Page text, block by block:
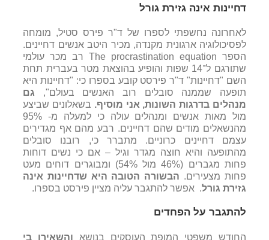
דחיינות אינה גזירת גורל
לאחרונה נחשפתי לספרו של ד"ר פירס סטיל, מומחה
לפסיכולוגיה ארגונית מקנדה, מכיר היטב אנשים דחיינים.
הספר The procrastination equation רב מכר עולמי
שתורגם ל־14 שפות והופיע בהוצאת מטר בעברית תחת
השם "דחיינות" ד"ר פירסט קובע בספרו כי: "דחיינות היא
תופעה שממנה סובלים רוב האנשים בעולם", גם
מנהלים בדרגות השונות, אני מוסיף. בשאלונים שביצע
מול מאות אנשים ומנהלים עולה כי למעלה מ- 95%
מהנשאלים מודים שהם דחיינים. רבע מהם אף מגדירים
עצמם דחיינים כרוניים. מתברר כי, רובנו סובלים
מהתופעה והיא חוצה מגדר וגיל – אם כי נשים דוחות
פחות מגברים (46% מול 54%) ומבוגרים דוחים מעט
פחות מצעירים. הבשורה הטובה היא שדחיינות אינה
גזירת גורל. אפשר להתגבר עליה מציין פירסט בספרו.
להתגבר על הפחדים
החודש משפטי המופת העוסקים בנושא והשאירו בי